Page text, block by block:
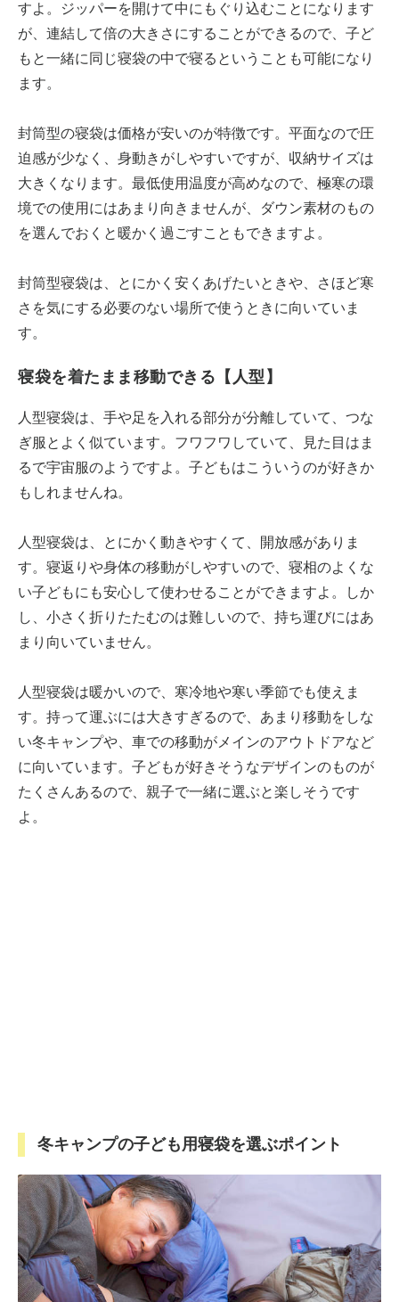
すよ。ジッパーを開けて中にもぐり込むことになります
が、連結して倍の大きさにすることができるので、子ど
もと一緒に同じ寝袋の中で寝るということも可能になり
ます。
封筒型の寝袋は価格が安いのが特徴です。平面なので圧
迫感が少なく、身動きがしやすいですが、収納サイズは
大きくなります。最低使用温度が高めなので、極寒の環
境での使用にはあまり向きませんが、ダウン素材のもの
を選んでおくと暖かく過ごすこともできますよ。
封筒型寝袋は、とにかく安くあげたいときや、さほど寒
さを気にする必要のない場所で使うときに向いていま
す。
寝袋を着たまま移動できる【人型】
人型寝袋は、手や足を入れる部分が分離していて、つな
ぎ服とよく似ています。フワフワしていて、見た目はま
るで宇宙服のようですよ。子どもはこういうのが好きか
もしれませんね。
人型寝袋は、とにかく動きやすくて、開放感がありま
す。寝返りや身体の移動がしやすいので、寝相のよくな
い子どもにも安心して使わせることができますよ。しか
し、小さく折りたたむのは難しいので、持ち運びにはあ
まり向いていません。
人型寝袋は暖かいので、寒冷地や寒い季節でも使えま
す。持って運ぶには大きすぎるので、あまり移動をしな
い冬キャンプや、車での移動がメインのアウトドアなど
に向いています。子どもが好きそうなデザインのものが
たくさんあるので、親子で一緒に選ぶと楽しそうです
よ。
冬キャンプの子ども用寝袋を選ぶポイント